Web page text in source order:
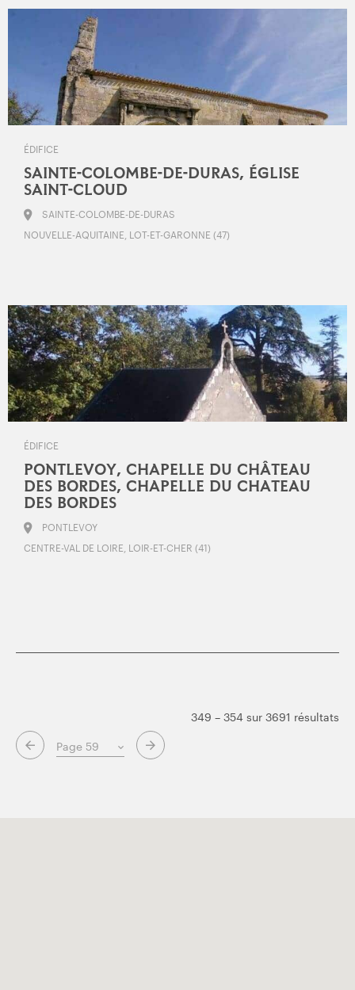
ÉDIFICE
SAINTE-COLOMBE-DE-DURAS, ÉGLISE
SAINT-CLOUD
SAINTE-COLOMBE-DE-DURAS
NOUVELLE-AQUITAINE, LOT-ET-GARONNE (47)
ÉDIFICE
PONTLEVOY, CHAPELLE DU CHÂTEAU
DES BORDES, CHAPELLE DU CHATEAU
DES BORDES
PONTLEVOY
CENTRE-VAL DE LOIRE, LOIR-ET-CHER (41)
Page suivante
349 – 354 sur 3691 résultats